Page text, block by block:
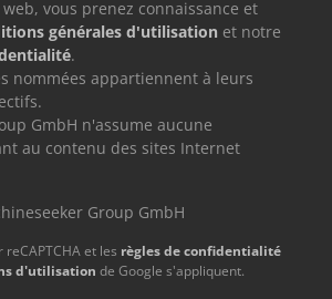
vous prenez connaissance et
générales d'utilisation et notre
.
nommées appartiennent à leurs
GmbH n'assume aucune
au contenu des sites Internet
Group GmbH
et les règles de confidentialité
d'utilisation de Google s'appliquent.